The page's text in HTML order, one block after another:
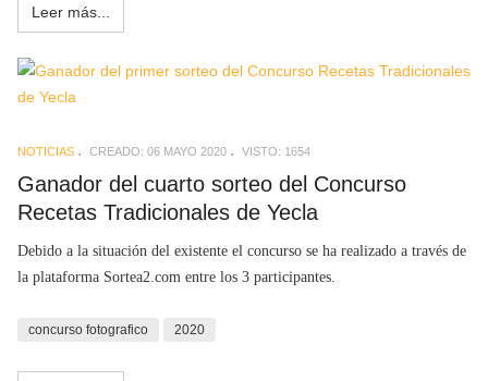
Leer más...
NOTICIAS CREADO: 06 MAYO 2020 VISTO: 1654
Ganador del cuarto sorteo del Concurso
Recetas Tradicionales de Yecla
Debido a la situación del existente el concurso se ha realizado a través de
la plataforma Sortea2.com entre los 3 participantes.
concurso fotografico 2020